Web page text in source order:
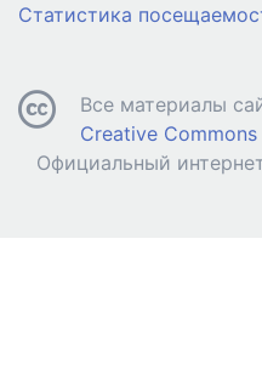
Статистика
Все материалы
Creative
Официальный